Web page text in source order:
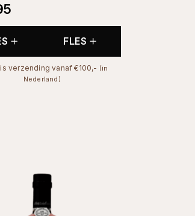
FLES
verzending vanaf €100,- (in
Nederland)